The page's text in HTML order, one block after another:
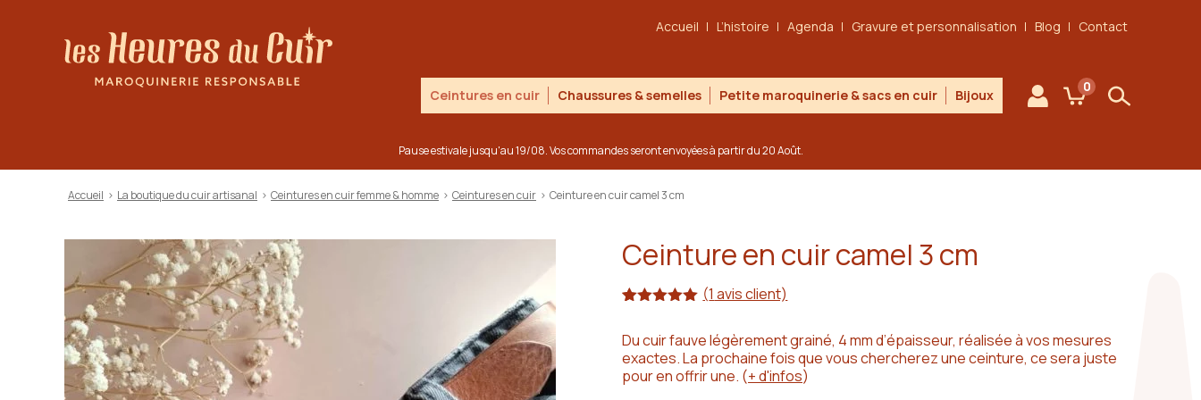
Les Heures du Cuir Accueil L’histoire Agenda Gravure et personnalisation Blog Contact
Ceintures en cuir Chaussures & semelles Petite maroquinerie & sacs en cuir Bijoux Mon compte
0
Mon panierRechercher
Pause estivale jusqu'au 19/08. Vos commandes seront envoyées à partir du 20 Août.
Accueil > La boutique du cuir artisanal > Ceintures en cuir femme & homme > Ceintures en cuir > Ceinture en cuir camel 3 cm
Ceinture en cuir camel 3 cm
basé sur
notation
client
(1 avis client)
Du cuir fauve légèrement grainé, 4 mm d’épaisseur, réalisée à vos mesures
exactes. La prochaine fois que vous chercherez une ceinture, ce sera juste
pour en offrir une. (+ d'infos)